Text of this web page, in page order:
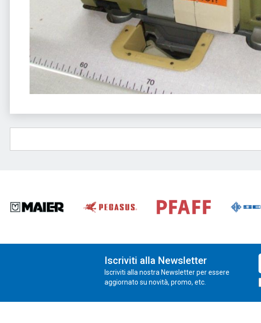
Iscriviti alla Newsletter
Iscriviti alla nostra Newsletter per essere
aggiornato su novità, promo, etc.